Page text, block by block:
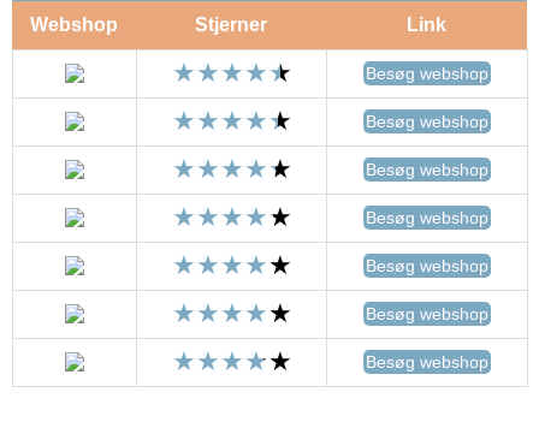
Webshop Stjerner Link
Besøg webshop
Besøg webshop
Besøg webshop
Besøg webshop
Besøg webshop
Besøg webshop
Besøg webshop